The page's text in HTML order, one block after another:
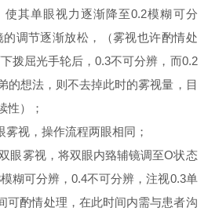
其单眼视力逐渐降至0.2模糊可分
调节逐渐放松，（雾视也许酌情处
拨屈光手轮后，0.3不可分辨，而0.2
的想法，则不去掉此时的雾视量，目
性）；
视，操作流程两眼相同；
眼雾视，将双眼内臵辅镜调至O状态
糊可分辨，0.4不可分辨，注视0.3单
可酌情处理，在此时间内需与患者沟